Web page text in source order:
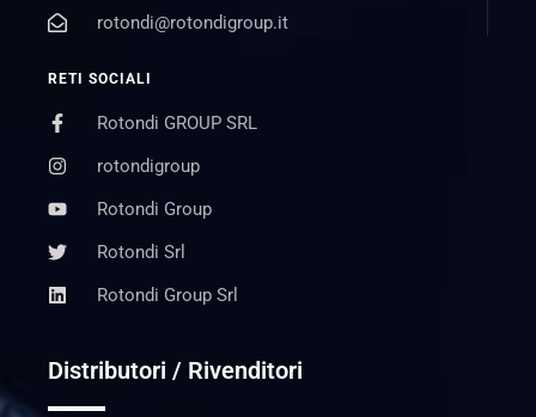
rotondi@rotondigroup.it
RETI SOCIALI
Rotondi GROUP SRL
rotondigroup
Rotondi Group
Rotondi Srl
Rotondi Group Srl
Distributori / Rivenditori